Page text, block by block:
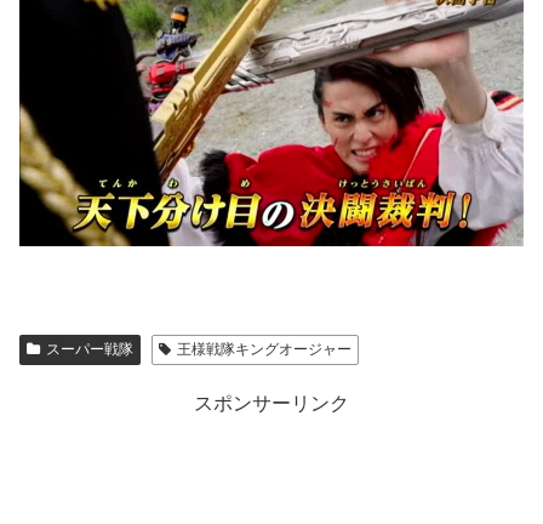
スーパー戦隊 王様戦隊キングオージャー
スポンサーリンク